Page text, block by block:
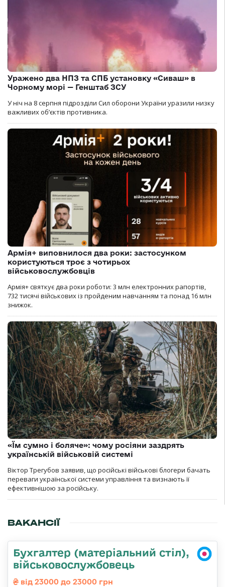
Уражено два НПЗ та СПБ установку «Сиваш» в
Чорному морі — Генштаб ЗСУ
У ніч на 8 серпня підрозділи Сил оборони України уразили низку
важливих об’єктів противника.
Армія+ виповнилося два роки: застосунком
користуються троє з чотирьох
військовослужбовців
Армія+ святкує два роки роботи: 3 млн електронних рапортів,
732 тисячі військових із пройденим навчанням та понад 16 млн
знижок.
«Їм сумно і боляче»: чому росіяни заздрять
українській військовій системі
Віктор Трегубов заявив, що російські військові блогери бачать
переваги української системи управління та визнають її
ефективнішою за російську.
ВАКАНСІЇ
Бухгалтер (матеріальний стіл),
військовослужбовець
від 23000 до 23000 грн